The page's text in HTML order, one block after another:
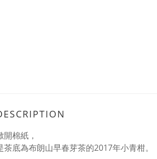
開棉紙，
茶底為布朗山早春芽茶的2017年小青柑。